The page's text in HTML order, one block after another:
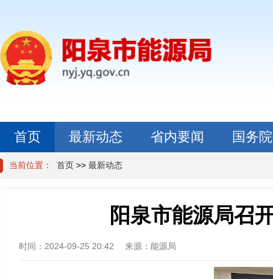
首页
最新动态
最新动态
省内要闻
国务
当前位置： 首页 >> 最新动态
阳泉市能源局召
时间： 2024-09-25 20:42 来源： 能源局